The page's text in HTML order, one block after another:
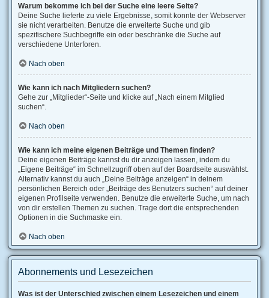
Warum bekomme ich bei der Suche eine leere Seite?
Deine Suche lieferte zu viele Ergebnisse, somit konnte der Webserver
sie nicht verarbeiten. Benutze die erweiterte Suche und gib
spezifischere Suchbegriffe ein oder beschränke die Suche auf
verschiedene Unterforen.
Nach oben
Wie kann ich nach Mitgliedern suchen?
Gehe zur „Mitglieder“-Seite und klicke auf „Nach einem Mitglied
suchen“.
Nach oben
Wie kann ich meine eigenen Beiträge und Themen finden?
Deine eigenen Beiträge kannst du dir anzeigen lassen, indem du
„Eigene Beiträge“ im Schnellzugriff oben auf der Boardseite auswählst.
Alternativ kannst du auch „Deine Beiträge anzeigen“ in deinem
persönlichen Bereich oder „Beiträge des Benutzers suchen“ auf deiner
eigenen Profilseite verwenden. Benutze die erweiterte Suche, um nach
von dir erstellen Themen zu suchen. Trage dort die entsprechenden
Optionen in die Suchmaske ein.
Nach oben
Abonnements und Lesezeichen
Was ist der Unterschied zwischen einem Lesezeichen und einem